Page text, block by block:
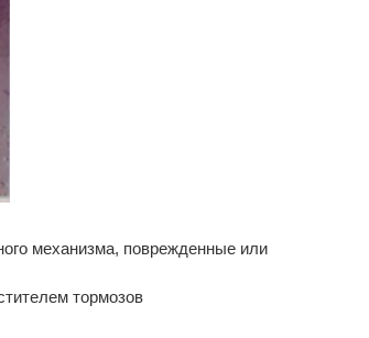
механизма, поврежденные или
тормозов